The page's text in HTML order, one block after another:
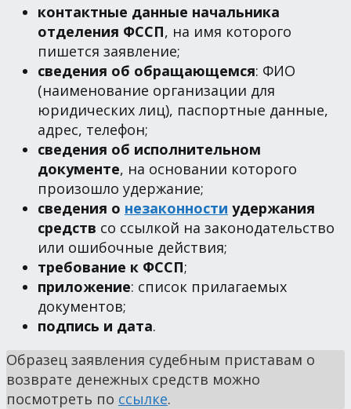
контактные данные начальника
отделения ФССП, на имя которого
пишется заявление;
сведения об обращающемся: ФИО
(наименование организации для
юридических лиц), паспортные данные,
адрес, телефон;
сведения об исполнительном
документе, на основании которого
произошло удержание;
сведения о незаконности удержания
средств со ссылкой на законодательство
или ошибочные действия;
требование к ФССП;
приложение: список прилагаемых
документов;
подпись и дата.
Образец заявления судебным приставам о
возврате денежных средств можно
посмотреть по ссылке.